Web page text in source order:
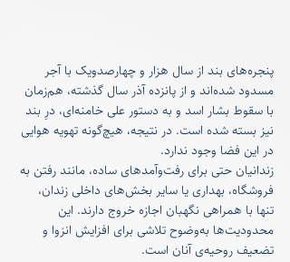
پنجره‌های بند از سال هزار و چهارصدویک با آجر
مسدود شده‌اند و از پانزده آذر سال گذشته، هم‌زمان
با سقوط بشار اسد و به دستور علی خامنه‌ای، درِ بند
نیز بسته شده است. در نتیجه، هیچ‌گونه تهویه هوایی
در این فضا وجود ندارد.
زندانیان حتی برای رفت‌وآمدهای ساده، مانند رفتن به
فروشگاه، بهداری یا سایر بخش‌های داخلی زندان،
تنها با همراهی نگهبان اجازه خروج دارند. این
محدودیت‌ها به‌وضوح تلاشی برای افزایش انزوا و
تضعیف روحیه‌ی آنان است.